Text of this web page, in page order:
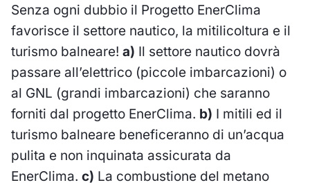
Senza ogni dubbio il Progetto EnerClima
favorisce il settore nautico, la mitilicoltura e il
turismo balneare! a) Il settore nautico dovrà
passare all’elettrico (piccole imbarcazioni) o
al GNL (grandi imbarcazioni) che saranno
forniti dal progetto EnerClima. b) I mitili ed il
turismo balneare beneficeranno di un’acqua
pulita e non inquinata assicurata da
EnerClima. c) La combustione del metano